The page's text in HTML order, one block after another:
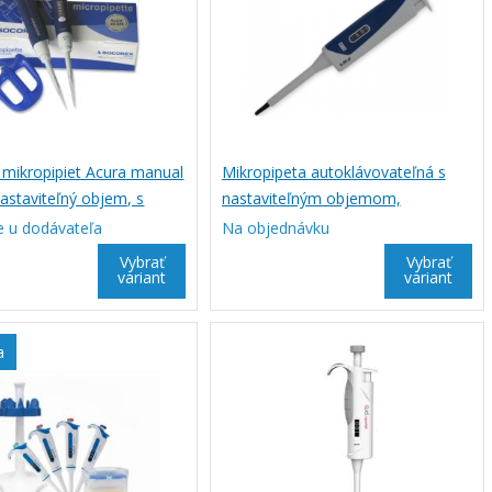
Acura manual
objem, s
u dodávateľa
Vybrať
variant
Mikropipeta autoklávovateľná s
nastaviteľným objemom,
DIGIPETTE
Na objednávku
Vybrať
variant